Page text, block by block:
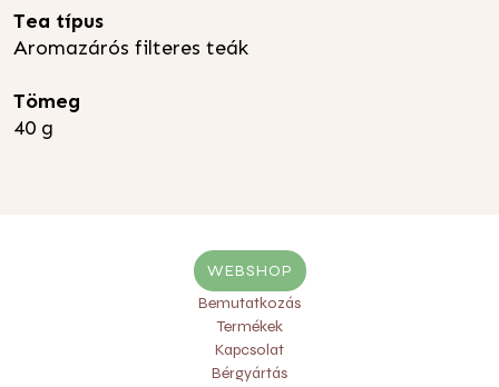
Tea típus
Aromazárós filteres teák
Tömeg
40 g
WEBSHOP
Bemutatkozás
Termékek
Kapcsolat
Bérgyártás